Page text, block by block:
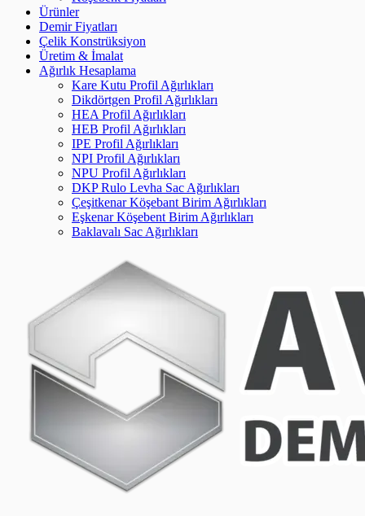
Ürünler
Demir Fiyatları
Çelik Konstrüksiyon
Üretim & İmalat
Ağırlık Hesaplama
Kare Kutu Profil Ağırlıkları
Dikdörtgen Profil Ağırlıkları
HEA Profil Ağırlıkları
HEB Profil Ağırlıkları
IPE Profil Ağırlıkları
NPI Profil Ağırlıkları
NPU Profil Ağırlıkları
DKP Rulo Levha Sac Ağırlıkları
Çeşitkenar Köşebant Birim Ağırlıkları
Eşkenar Köşebent Birim Ağırlıkları
Baklavalı Sac Ağırlıkları